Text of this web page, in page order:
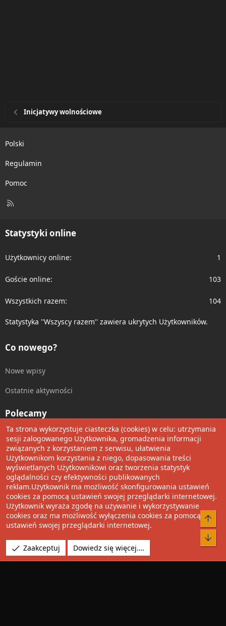
Inicjatywy wolnościowe
Polski
Regulamin
Pomoc
R
Statystyki online
Użytkownicy online 1
Goście online 103
Wszystkich razem 104
Statystyka ''Wszyscy razem'' zawiera ukrytych Użytkowników.
Co nowego?
Nowe wpisy
Ostatnie aktywności
Polecamy
Wolnościowe cytaty
Udostępnij
Facebook
TwitterRedditPinterest
TumblrWhatsApp
Umieść Link
Community platform by XenForo® © 2010-2022 XenForo Ltd.
Pixel Exit
Tłumaczenie wykonane przezXboxForum.pl
Media embeds
via s9e/MediaSites
Ta strona wykorzystuje ciasteczka (cookies) w celu: utrzymania
sesji zalogowanego Użytkownika, gromadzenia informacji
związanych z korzystaniem z serwisu, ułatwienia
Użytkownikom korzystania z niego, dopasowania treści
wyświetlanych Użytkownikowi oraz tworzenia statystyk
oglądalności czy efektywności publikowanych
reklam.Użytkownik ma możliwość skonfigurowania ustawień
cookies za pomocą ustawień swojej przeglądarki internetowej.
Użytkownik wyraża zgodę na używanie i wykorzystywanie
cookies oraz ma możliwość wyłączenia cookies za pomocą
ustawień swojej przeglądarki internetowej.
Zaakceptuj Dowiedz się więcej.…
Do